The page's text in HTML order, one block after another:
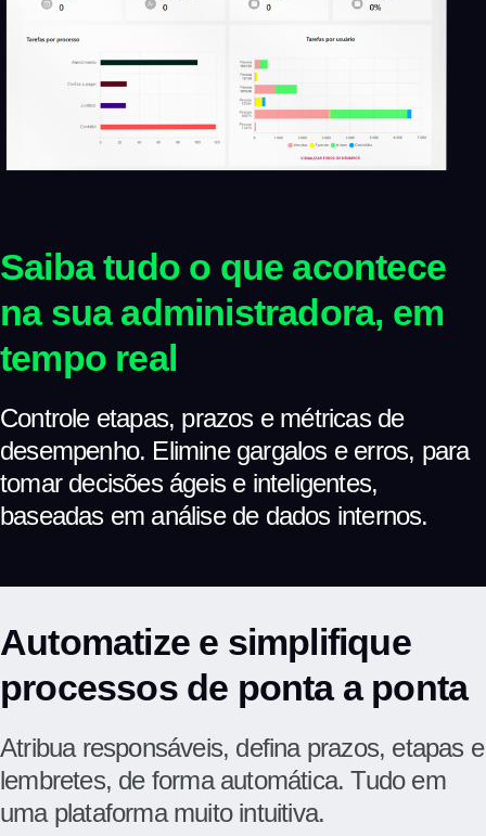
Saiba tudo o que acontece
na sua administradora, em
tempo real
Controle etapas, prazos e métricas de
desempenho. Elimine gargalos e erros, para
tomar decisões ágeis e inteligentes,
baseadas em análise de dados internos.
Automatize e simplifique
processos de ponta a ponta
Atribua responsáveis, defina prazos, etapas e
lembretes, de forma automática. Tudo em
uma plataforma muito intuitiva.